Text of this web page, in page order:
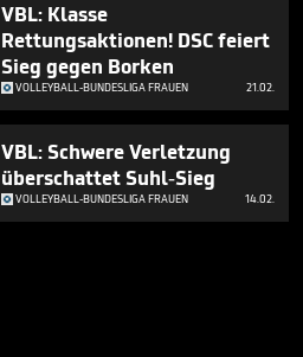
VBL: Klasse
Rettungsaktionen! DSC feiert
Sieg gegen Borken
VOLLEYBALL-BUNDESLIGA FRAUEN 21.02.
VBL: Schwere Verletzung
überschattet Suhl-Sieg
VOLLEYBALL-BUNDESLIGA FRAUEN 14.02.